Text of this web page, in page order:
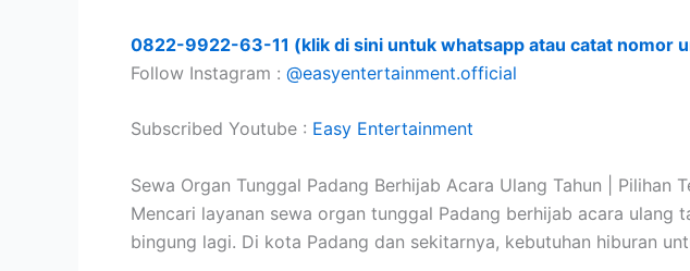
0822-9922-63-11 (klik di sini untuk whatsapp atau catat nomor
Follow Instagram : @easyentertainment.official
Subscribed Youtube : Easy Entertainment
Sewa Organ Tunggal Padang Berhijab Acara Ulang Tahun | Pilihan
Mencari layanan sewa organ tunggal Padang berhijab acara
bingung lagi. Di kota Padang dan sekitarnya, kebutuhan hiburan